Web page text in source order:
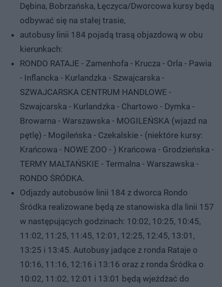
Dębina, Bobrzańska, Łęczyca/Dworcowa kursy będą
odbywać się na stałej trasie,
autobusy linii 184 pojadą trasą objazdową w obu
kierunkach:
RONDO RATAJE - Zamenhofa - Krucza - Orla - Pawia
- Inflancka - Kurlandzka - Szwajcarska -
SZWAJCARSKA CENTRUM HANDLOWE -
Szwajcarska - Kurlandzka - Chartowo - Dymka -
Browarna - Warszawska - MOGILEŃSKA (wjazd na
pętlę) - Mogileńska - Czekalskie - (niektóre kursy:
Krańcowa - NOWE ZOO - ) Krańcowa - Grodzieńska -
TERMY MALTAŃSKIE - Termalna - Warszawska -
RONDO ŚRÓDKA.
Odjazdy autobusów linii 184 z dworca Rondo
Śródka realizowane będą ze stanowiska dla linii 157
w następujących godzinach: 10:02, 10:25, 10:45,
11:02, 11:25, 11:45, 12:01, 12:25, 12:45, 13:01,
13:25 i 13:45. Autobusy jadące z ronda Rataje o
10:16, 11:16, 12:16 i 13:16 oraz z ronda Śródka o
10:02, 11:02, 12:01 i 13:01 będą wjeżdżać do